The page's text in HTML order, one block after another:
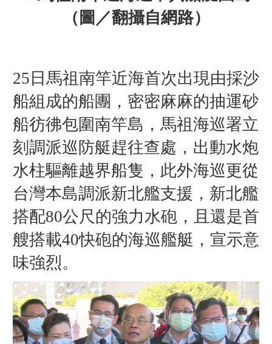
（圖／翻攝自網路）
25日馬祖南竿近海首次出現由採沙
船組成的船團，密密麻麻的抽運砂
船彷彿包圍南竿島，馬祖海巡署立
刻調派巡防艇趕往查處，出動水炮
水柱驅離越界船隻，此外海巡更從
台灣本島調派新北艦支援，新北艦
搭配80公尺的強力水砲，且還是首
艘搭載40快砲的海巡艦艇，宣示意
味強烈。